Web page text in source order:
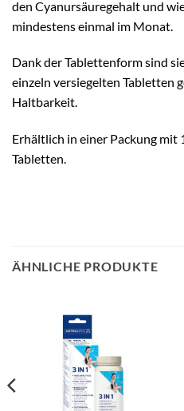
den Cyanursäuregehalt und
mindestens einmal im Monat.
Dank der Tablettenform sind
einzeln versiegelten Tabletten
Haltbarkeit.
Erhältlich in einer Packung mit
Tabletten.
ÄHNLICHE PRODUKTE